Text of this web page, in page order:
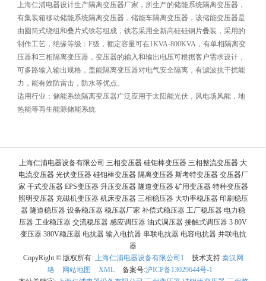
上海仁浦电器设计生产隔离变压器厂家，所生产的储能系统隔离变压器，
有集装箱移动储能系统隔离变压器，储能车隔离变压器，该储能变压器是
由圆筒式绕组和叠片式铁芯组成，铁芯采用全新高硅硅钢片叠装，采用的
制作工艺，绝缘等级：F级，额定容量可在1KVA-800KVA，有单相隔离变
压器和三相隔离变压器，变压器的输入和输出电压可根据客户需求设计，
可多路输入输出规格，盖能隔离变压器对电气安全隔离，有滤波抗干扰能
力，能有效防雷击，防水等优点。
适用行业：储能系统隔离变压器广泛应用于太阳能光伏，风电场风能，地
热能等再生能源储能系统
上海仁浦电器设备有限公司 三相变压器 硅钼棒变压器 三相整流变压器 大
电流变压器 光伏变压器 硅钼棒变压器 隔离变压器 斯考特变压器 变压器厂
家 干式变压器 EPS变压器 升压变压器 隧道变压器 矿用变压器 特种变压器
照明变压器 充磁机变压器 机床变压器 三相稳压器 大功率稳压器 印刷稳压
器 隧道稳压器 设备稳压器 稳压器厂家 补偿式稳压器 工厂稳压器 电力稳
压器 工业稳压器 交流稳压器 感应调压器 油式调压器 接触式调压器 3 80V
变压器 380V稳压器 电抗器 输入电抗器 串联电抗器 电容电抗器 并联电抗
器
CopyRight © 版权所有: 上海仁浦电器设备有限公司1 技术支持:秦汉网
络
网站地图 XML 备案号:沪ICP备13029644号-1